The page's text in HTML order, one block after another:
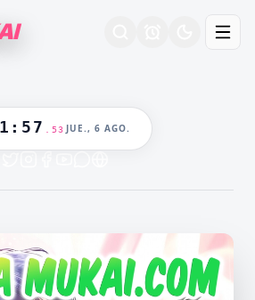
: 57 54 JUE., 6 AGO.